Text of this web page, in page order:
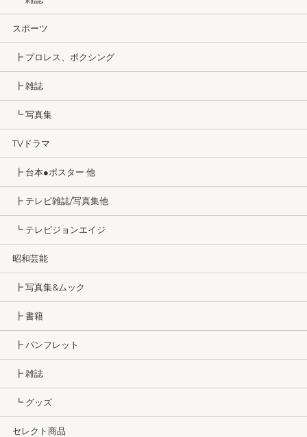
スポーツ
┣ プロレス、ボクシング
┣ 雑誌
┗ 写真集
TVドラマ
┣ 台本●ポスター 他
┣ テレビ雑誌/写真集他
┗ テレビジョンエイジ
昭和芸能
┣ 写真集&ムック
┣ 書籍
┣ パンフレット
┣ 雑誌
┗ グッズ
セレクト商品